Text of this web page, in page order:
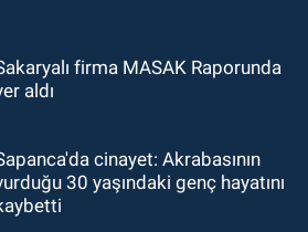
firma MASAK Raporunda
aldı
cinayet: Akrabasının
30 yaşındaki genç hayatını